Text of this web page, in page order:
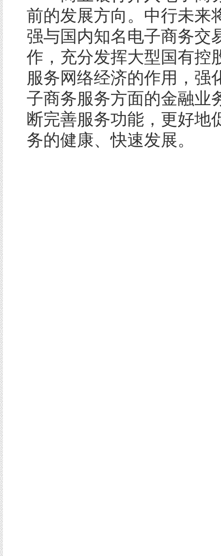
前的发展方向。中行未来
强与国内知名电子商务交
作，充分发挥大型国有控
服务网络经济的作用，强
子商务服务方面的金融业
断完善服务功能，更好地
务的健康、快速发展。